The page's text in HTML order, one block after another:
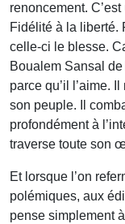
renoncement.
Fidélité à la liberté.
celle-ci le blesse.
Boualem Sansal
parce qu’il l’aime.
son peuple. Il
profondément à
traverse toute son
Et lorsque l’on
polémiques, aux
pense simplement